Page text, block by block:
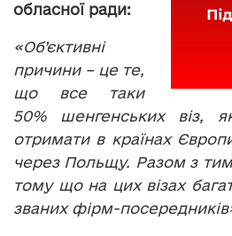
обласної ради:
«Об’єктивні
причини – це те,
що все таки
50% шенгенських віз,
отримати в країнах
через Польщу. Разом з
тому що на цих візах
званих фірм-